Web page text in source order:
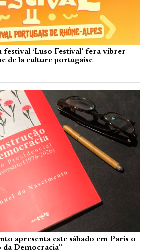
festival ‘Luso Festival’ fera vibrer
de la culture portugaise
apresenta este sábado em Paris o
Democracia”